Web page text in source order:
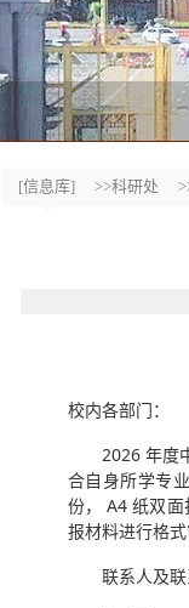
[信息库] >>科研处
校内各部门：
2026 年度
合自身所学专
份， A4 纸双
报材料进行格
联系人及